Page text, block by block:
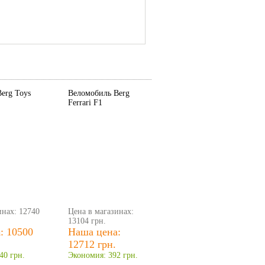
Toys
12740
10500
грн.
Веломобиль Berg
Ferrari F1
Цена в магазинах:
13104 грн.
Наша цена:
12712 грн.
Экономия: 392 грн.